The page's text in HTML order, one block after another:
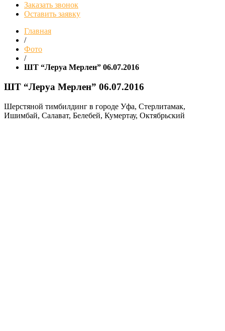
Заказать звонок
Оставить заявку
Главная
/
Фото
/
ШТ “Леруа Мерлен” 06.07.2016
ШТ “Леруа Мерлен” 06.07.2016
Шерстяной тимбилдинг в городе Уфа, Стерлитамак,
Ишимбай, Салават, Белебей, Кумертау, Октябрьский